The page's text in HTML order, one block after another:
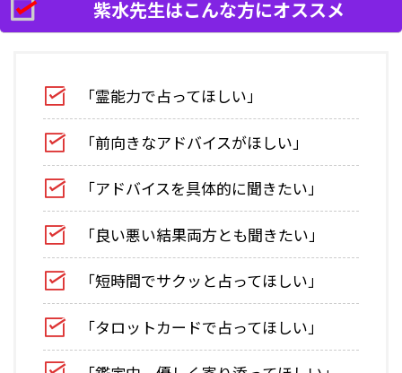
紫水先生はこんな方にオススメ
「霊能力で占ってほしい」
「前向きなアドバイスがほしい」
「アドバイスを具体的に聞きたい」
「良い悪い結果両方とも聞きたい」
「短時間でサクッと占ってほしい」
「タロットカードで占ってほしい」